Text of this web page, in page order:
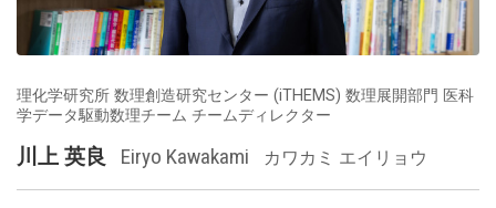
理化学研究所 数理創造研究センター (iTHEMS) 数理展開部門 医科
学データ駆動数理チーム チームディレクター
川上 英良 Eiryo Kawakami カワカミ エイリョウ